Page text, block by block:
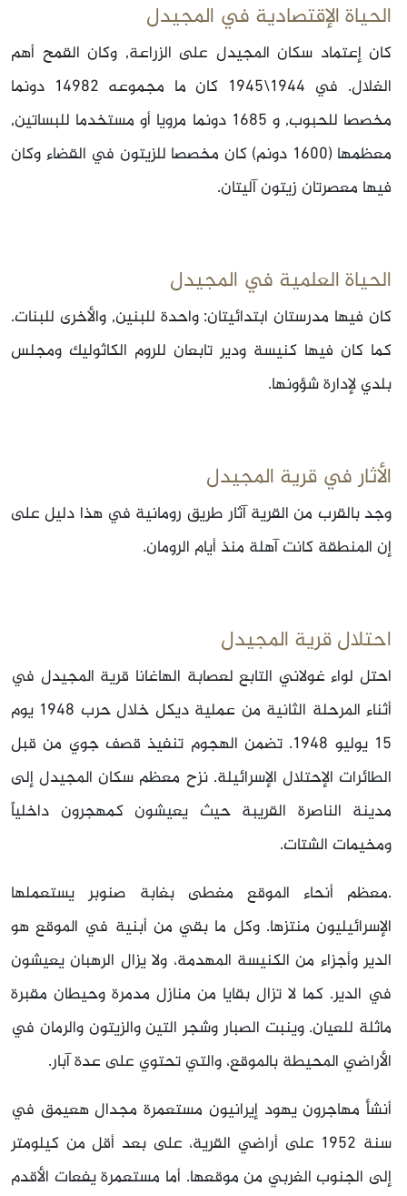
الحياة الإقتصادية في المجيدل
كان إعتماد سكان المجيدل على الزراعة, وكان القمح أهم
الغلال. في 1944\1945 كان ما مجموعه 14982 دونما
مخصصا للحبوب, و 1685 دونما مرويا أو مستخدما للبساتين,
معظمها (1600 دونم) كان مخصصا للزيتون في القضاء وكان
فيها معصرتان زيتون آليتان.
الحياة العلمية في المجيدل
كان فيها مدرستان ابتدائيتان: واحدة للبنين, والأخرى للبنات.
كما كان فيها كنيسة ودير تابعان للروم الكاثوليك ومجلس
بلدي لإدارة شؤونها.
الأثار في قرية المجيدل
وجد بالقرب من القرية آثار طريق رومانية في هذا دليل على
إن المنطقة كانت آهلة منذ أيام الرومان.
احتلال قرية المجيدل
احتل لواء غولاني التابع لعصابة الهاغانا قرية المجيدل في
أثناء المرحلة الثانية من عملية ديكل خلال حرب 1948 يوم
15 يوليو 1948. تضمن الهجوم تنفيذ قصف جوي من قبل
الطائرات الإحتلال الإسرائيلة. نزح معظم سكان المجيدل إلى
مدينة الناصرة القريبة حيث يعيشون كمهجرون داخلياً
ومخيمات الشتات.
.معظم أنحاء الموقع مغطى بغابة صنوبر يستعملها
الإسرائيليون منتزها. وكل ما بقي من أبنية في الموقع هو
الدير وأجزاء من الكنيسة المهدمة، ولا يزال الرهبان يعيشون
في الدير. كما لا تزال بقايا من منازل مدمرة وحيطان مقبرة
ماثلة للعيان. وينبت الصبار وشجر التين والزيتون والرمان في
الأراضي المحيطة بالموقع، والتي تحتوي على عدة آبار.
أنشأ مهاجرون يهود إيرانيون مستعمرة مجدال هعيمق في
سنة 1952 على أراضي القرية، على بعد أقل من كيلومتر
إلى الجنوب الغربي من موقعها. أما مستعمرة يفعات الأقدم